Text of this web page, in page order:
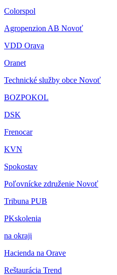
Colorspol
Agropenzion AB Novoť
VDD Orava
Oranet
Technické služby obce Novoť
BOZPOKOL
DSK
Frenocar
KVN
Spokostav
Poľovnícke združenie Novoť
Tribuna PUB
PKskolenia
na okraji
Hacienda na Orave
Reštaurácia Trend